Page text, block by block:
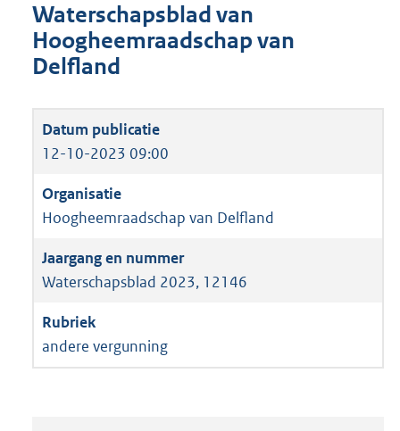
Waterschapsblad van
Hoogheemraadschap van
Delfland
12-10-2023 09:00
Hoogheemraadschap van Delfland
Waterschapsblad 2023, 12146
andere vergunning